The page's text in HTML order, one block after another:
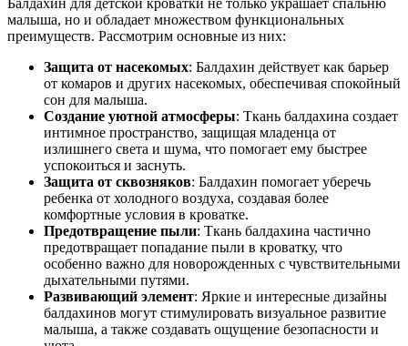
Балдахин для детской кроватки не только украшает спальню
малыша, но и обладает множеством функциональных
преимуществ. Рассмотрим основные из них:
Защита от насекомых: Балдахин действует как барьер
от комаров и других насекомых, обеспечивая спокойный
сон для малыша.
Создание уютной атмосферы: Ткань балдахина создает
интимное пространство, защищая младенца от
излишнего света и шума, что помогает ему быстрее
успокоиться и заснуть.
Защита от сквозняков: Балдахин помогает уберечь
ребенка от холодного воздуха, создавая более
комфортные условия в кроватке.
Предотвращение пыли: Ткань балдахина частично
предотвращает попадание пыли в кроватку, что
особенно важно для новорожденных с чувствительными
дыхательными путями.
Развивающий элемент: Яркие и интересные дизайны
балдахинов могут стимулировать визуальное развитие
малыша, а также создавать ощущение безопасности и